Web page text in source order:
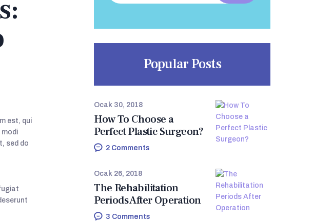
est, qui
modi
sed do
Popular Posts
How To Choose a
Perfect Plastic Surgeon?
Ocak 30, 2018
2 Comments
The Rehabilitation
Periods After Operation
Ocak 26, 2018
3 Comments